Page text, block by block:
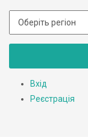
Вхід
Реєстрація